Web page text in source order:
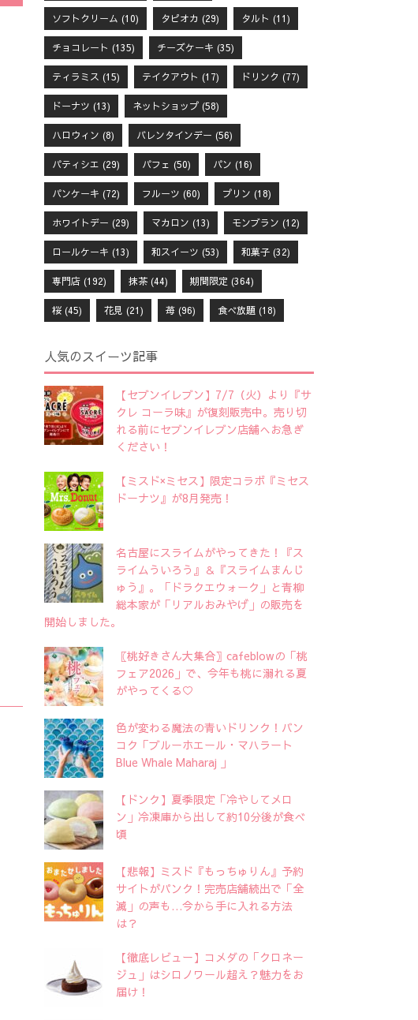
ソフトクリーム (10) タピオカ (29) タルト (11)
チョコレート (135) チーズケーキ (35)
ティラミス (15) テイクアウト (17) ドリンク (77)
ドーナツ (13) ネットショップ(58)
ハロウィン (8) バレンタインデー (56)
パティシエ (29) パフェ (50) パン (16)
パンケーキ (72) フルーツ (60) プリン (18)
ホワイトデー (29) マカロン (13) モンブラン (12)
ロールケーキ (13) 和スイーツ (53) 和菓子(32)
専門店(192) 抹茶(44) 期間限定 (364)
桜(45) 花見 (21) 苺(96) 食べ放題(18)
人気のスイーツ記事
【セブンイレブン】7/7（火）より『サ
クレ コーラ味』が復刻販売中。売り切
れる前にセブンイレブン店舗へお急ぎ
ください！
【ミスド×ミセス】限定コラボ『ミセス
ドーナツ』が8月発売！
名古屋にスライムがやってきた！『ス
ライムういろう』＆『スライムまんじ
ゅう』。「ドラクエウォーク」と青柳
総本家が「リアルおみやげ」の販売を
開始しました。
〖桃好きさん大集合〗cafeblowの「桃
フェア2026」で、今年も桃に溺れる夏
がやってくる♡
色が変わる魔法の青いドリンク！バン
コク「ブルーホエール・マハラート
Blue Whale Maharaj 」
【ドンク】夏季限定「冷やしてメロ
ン」冷凍庫から出して約10分後が食べ
頃
【悲報】ミスド『もっちゅりん』予約
サイトがパンク！完売店舗続出で「全
滅」の声も…今から手に入れる方法
は？
【徹底レビュー】コメダの「クロネー
ジュ」はシロノワール超え？魅力をお
届け！